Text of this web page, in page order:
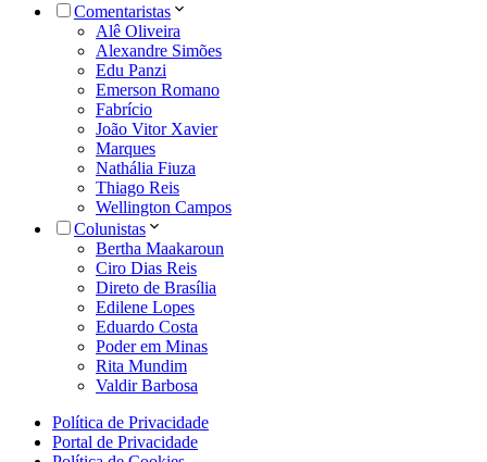
Comentaristas
Alê Oliveira
Alexandre Simões
Edu Panzi
Emerson Romano
Fabrício
João Vitor Xavier
Marques
Nathália Fiuza
Thiago Reis
Wellington Campos
Colunistas
Bertha Maakaroun
Ciro Dias Reis
Direto de Brasília
Edilene Lopes
Eduardo Costa
Poder em Minas
Rita Mundim
Valdir Barbosa
Política de Privacidade
Portal de Privacidade